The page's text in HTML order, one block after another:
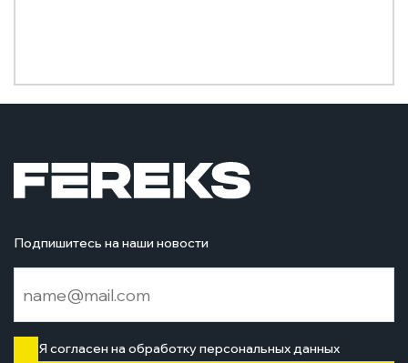
Подпишитесь на наши новости
Я согласен на обработку персональных данных